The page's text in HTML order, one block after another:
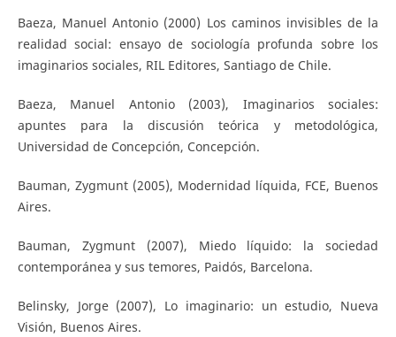
Baeza, Manuel Antonio (2000) Los caminos invisibles de la
realidad social: ensayo de sociología profunda sobre los
imaginarios sociales, RIL Editores, Santiago de Chile.
Baeza, Manuel Antonio (2003), Imaginarios sociales:
apuntes para la discusión teórica y metodológica,
Universidad de Concepción, Concepción.
Bauman, Zygmunt (2005), Modernidad líquida, FCE, Buenos
Aires.
Bauman, Zygmunt (2007), Miedo líquido: la sociedad
contemporánea y sus temores, Paidós, Barcelona.
Belinsky, Jorge (2007), Lo imaginario: un estudio, Nueva
Visión, Buenos Aires.